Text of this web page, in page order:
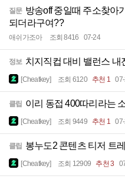
질문 방송off 중일때 주소찾아
되더라구여??
애쉬가조아 조회 8416 07-24
정보 치지직컵 대비 밸런스 내
[Cheatkey] 조회 6120 추천 1
클립 이리 동접 400따리라는
[Cheatkey] 조회 9449 추천 1
클립 봉누도2 콘텐츠 티저 트
[Cheatkey] 조회 12909 추천 3